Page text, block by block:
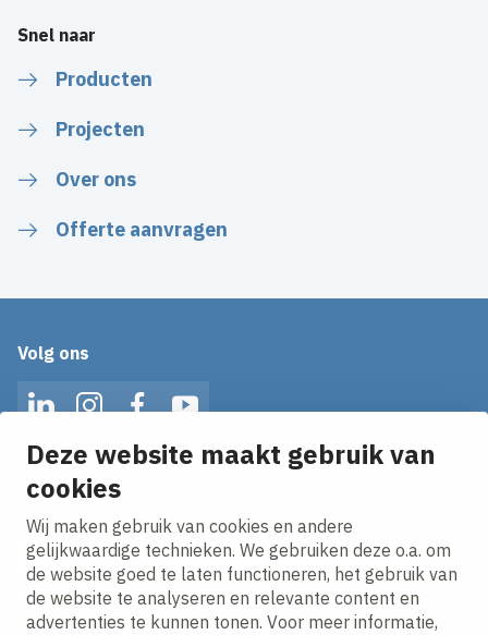
Deze website maakt gebruik van
cookies
Wij maken gebruik van cookies en andere
gelijkwaardige technieken. We gebruiken deze o.a. om
de website goed te laten functioneren, het gebruik van
de website te analyseren en relevante content en
advertenties te kunnen tonen. Voor meer informatie,
Snel naar
Producten
Projecten
Over ons
Offerte aanvragen
Volg ons
Op de hoogte blijven van het laatste nieuws?
E-mailadres
Ik ga akkoord met hetprivacy statement.